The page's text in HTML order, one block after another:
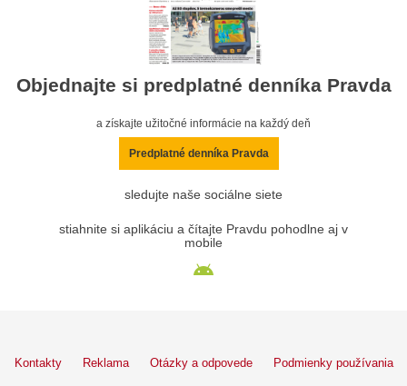
Objednajte si predplatné denníka Pravda
a získajte užitočné informácie na každý deň
Predplatné denníka Pravda
sledujte naše sociálne siete
stiahnite si aplikáciu a čítajte Pravdu pohodlne aj v
mobile
Kontakty Reklama Otázky a odpovede Podmienky používania